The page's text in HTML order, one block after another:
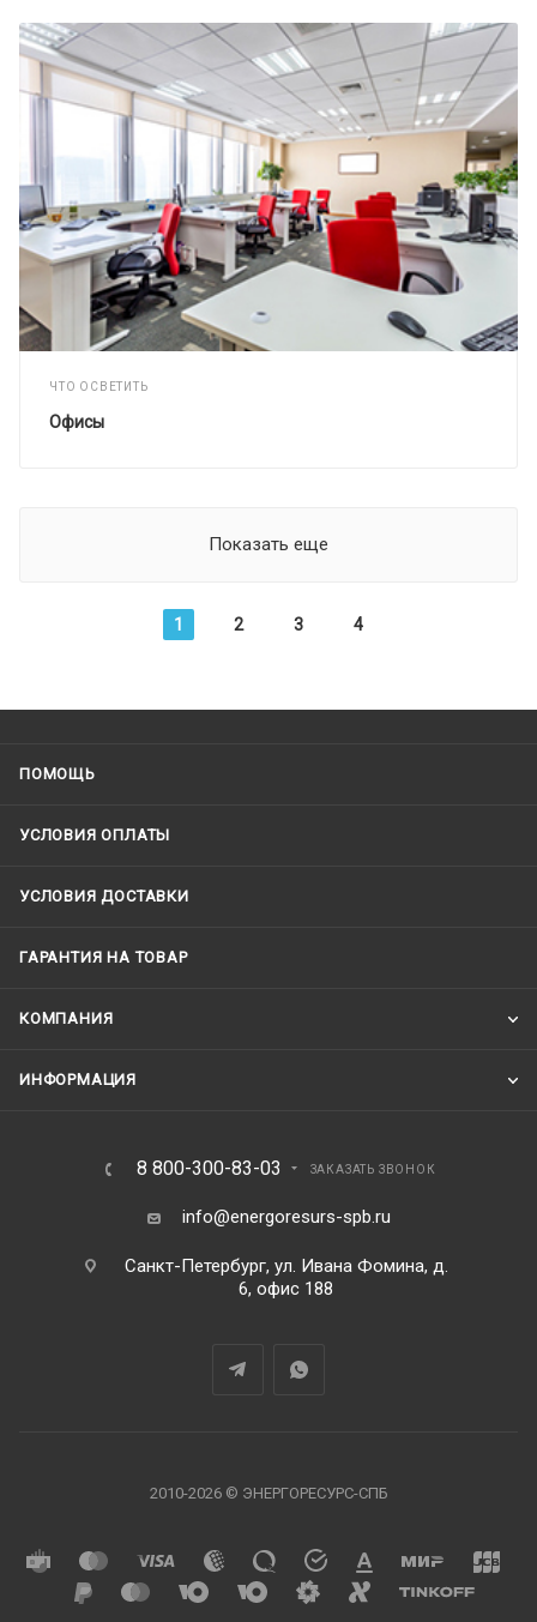
ЧТО ОСВЕТИТЬ
Офисы
Показать еще
1 2 3 4
ПОМОЩЬ
УСЛОВИЯ ОПЛАТЫ
УСЛОВИЯ ДОСТАВКИ
ГАРАНТИЯ НА ТОВАР
КОМПАНИЯ
ИНФОРМАЦИЯ
8 800-300-83-03 ЗАКАЗАТЬ ЗВОНОК
info@energoresurs-spb.ru
Санкт-Петербург, ул. Ивана Фомина, д.
6, офис 188
2010-2026 © ЭНЕРГОРЕСУРС-СПБ